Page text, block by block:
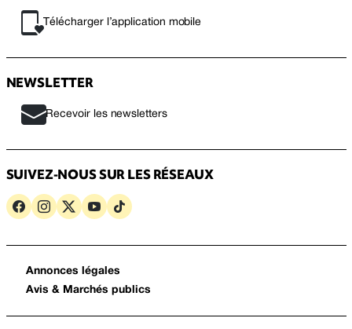
Télécharger l’application mobile
NEWSLETTER
Recevoir les newsletters
SUIVEZ-NOUS SUR LES RÉSEAUX
Annonces légales
Avis & Marchés publics